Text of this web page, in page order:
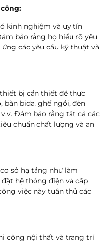
kinh nghiệm và uy tín
bảo rằng họ hiểu rõ yêu
các yêu cầu kỹ thuật và
bị cần thiết để thực
bàn bida, ghế ngồi, đèn
Đảm bảo rằng tất cả các
chuẩn chất lượng và an
sở hạ tầng như làm
hệ thống điện và cấp
việc này tuân thủ các
công nội thất và trang trí